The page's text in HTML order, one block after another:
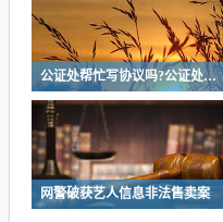
公证处帮忙写协议吗?公证处协助撰写协议，专业法律服务为您保驾护航
网警破获艺人信息非法售卖案